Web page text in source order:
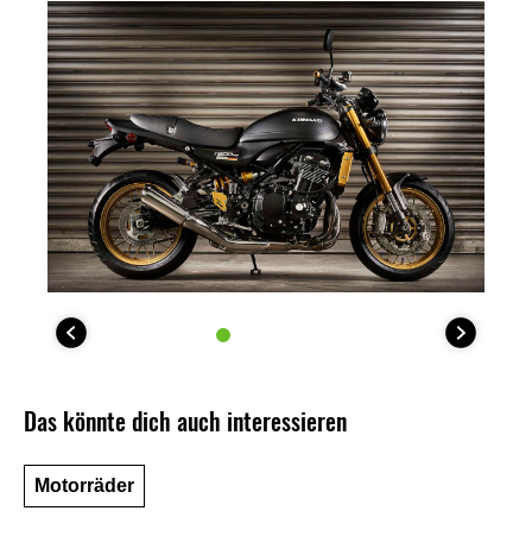
Das könnte dich auch interessieren
Motorräder